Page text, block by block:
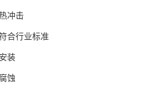
冲击
合行业标准
装
蚀